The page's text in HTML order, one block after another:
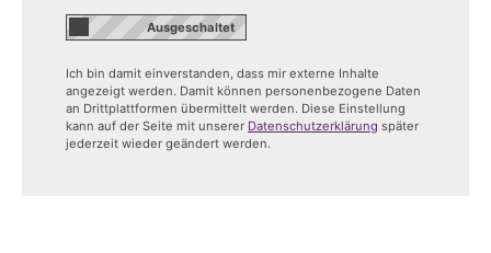
Ich bin damit einverstanden, dass mir externe Inhalte
angezeigt werden. Damit können personenbezogene Daten
an Drittplattformen übermittelt werden. Diese Einstellung
kann auf der Seite mit unserer Datenschutzerklärung später
jederzeit wieder geändert werden.